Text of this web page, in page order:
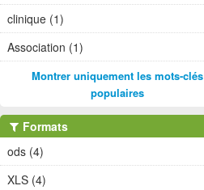
clinique (1)
Association (1)
Montrer uniquement les mots-clés
populaires
Formats
ods (4)
XLS (4)